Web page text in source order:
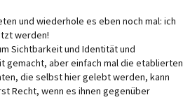
und wiederhole es eben noch mal: ich
werden!
Sichtbarkeit und Identität und
gemacht, aber einfach mal die etablierten
die selbst hier gelebt werden, kann
Recht, wenn es ihnen gegenüber